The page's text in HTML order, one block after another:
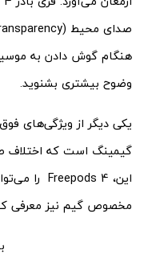
هنگام گوش دادن به
وضوح بیشتری بشنوید.
گیمینگ است که اختلاف
این، Freepods 4 را می‌توانیم به‌عنوان
مخصوص گیم نیز معرفی